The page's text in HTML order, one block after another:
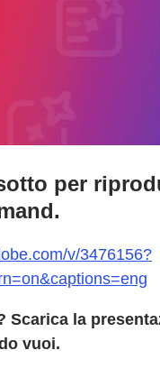
per
v/3476156?
Scarica la
vuoi.